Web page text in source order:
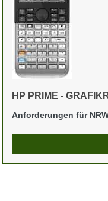
HP PRIME -
Anforderungen für